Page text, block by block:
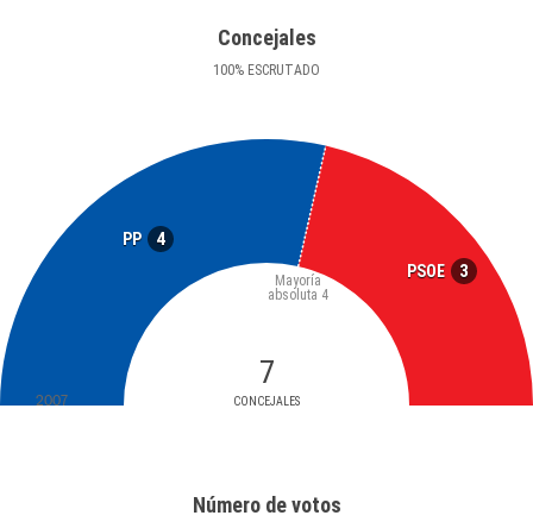
Concejales
100% ESCRUTADO
PP 4
PSOE 3
7
CONCEJALES
Mayoría
absoluta 4
2007
Número de votos